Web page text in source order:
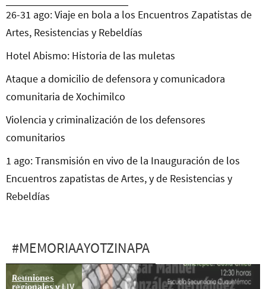
26-31 ago: Viaje en bola a los Encuentros Zapatistas de
Artes, Resistencias y Rebeldías
Hotel Abismo: Historia de las muletas
Ataque a domicilio de defensora y comunicadora
comunitaria de Xochimilco
Violencia y criminalización de los defensores
comunitarios
1 ago: Transmisión en vivo de la Inauguración de los
Encuentros zapatistas de Artes, y de Resistencias y
Rebeldías
#MEMORIAAYOTZINAPA
Reuniones
regionales y LIV
A 34 días
#YoTeNombro